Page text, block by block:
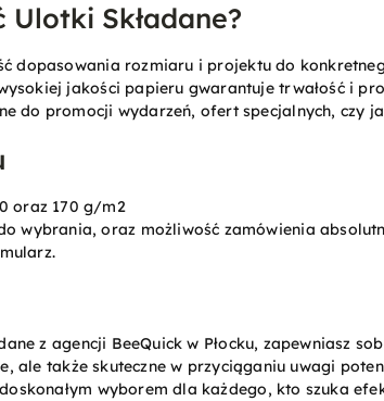
Składane?
dopasowania rozmiaru i projektu do
jakości papieru gwarantuje trwałość i
do promocji wydarzeń, ofert specjalnych, czy
oraz 170 g/m2
wybrania, oraz możliwość zamówienia
z agencji BeeQuick w Płocku, zapewniasz
ale także skuteczne w przyciąganiu uwagi
wyborem dla każdego, kto szuka